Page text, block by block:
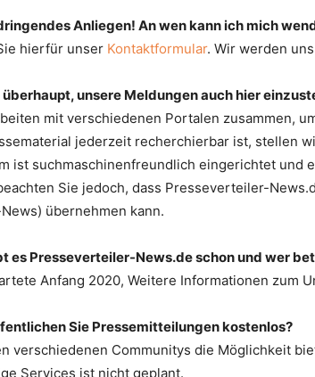
Anliegen! An wen kann ich mich
hierfür unser Kontaktformular. Wir werden
überhaupt, unsere Meldungen auch hier
mit verschiedenen Portalen zusammen,
jederzeit recherchierbar ist, stellen
ist suchmaschinenfreundlich eingerichtet und
Sie jedoch, dass Presseverteiler-
übernehmen kann.
es Presseverteiler-News.de schon und wer
Anfang 2020, Weitere Informationen zum
Sie Pressemitteilungen kostenlos?
verschiedenen Communitys die Möglichkeit
Services ist nicht geplant.